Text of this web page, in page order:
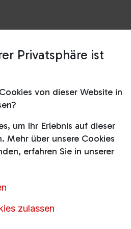
1.945,90€
Privatsphäre ist
von dieser Website in
um Ihr Erlebnis auf dieser
Mehr über unsere Cookies
erfahren Sie in unserer
zulassen